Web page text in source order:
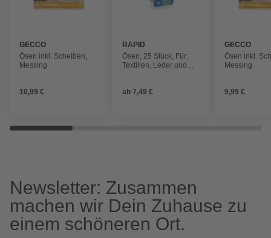
GECCO
Ösen inkl. Scheiben,
Messing
10,99 €
RAPID
Ösen, 25 Stück, Für:
Textilien, Leder und
ab 7,49 €
GECCO
Ösen inkl.
Messing
9,99 €
Newsletter: Zusammen
machen wir Dein Zuhause zu
einem schöneren Ort.